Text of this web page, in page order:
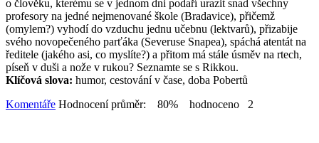
o člověku, kterému se v jednom dni podaří urazit snad všechny
profesory na jedné nejmenované škole (Bradavice), přičemž
(omylem?) vyhodí do vzduchu jednu učebnu (lektvarů), přizabije
svého novopečeného parťáka (Severuse Snapea), spáchá atentát na
ředitele (jakého asi, co myslíte?) a přitom má stále úsměv na rtech,
píseň v duši a nože v rukou? Seznamte se s Rikkou.
Klíčová slova: humor, cestování v čase, doba Pobertů
Komentáře Hodnocení průměr: 80% hodnoceno 2